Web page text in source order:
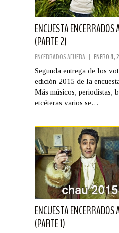
ENCUESTA
(PARTE 2)
ENCERRADOS AFUERA | ENERO 4,
Segunda entrega de los
edición 2015 de la
Más músicos, periodistas,
etcéteras varios se…
ENCUESTA
(PARTE 1)